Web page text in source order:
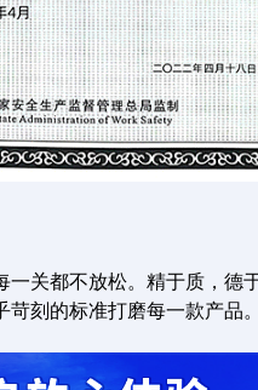
关都不放松。精于质，德于
刻的标准打磨每一款产品。